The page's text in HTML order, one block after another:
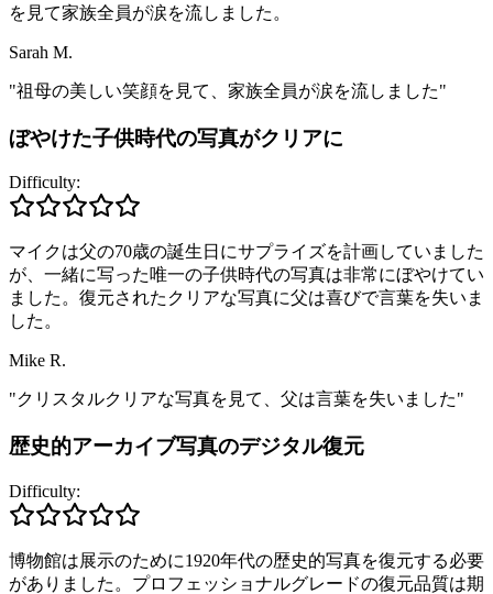
を見て家族全員が涙を流しました。
Sarah M.
"祖母の美しい笑顔を見て、家族全員が涙を流しました"
ぼやけた子供時代の写真がクリアに
Difficulty:
マイクは父の70歳の誕生日にサプライズを計画していました
が、一緒に写った唯一の子供時代の写真は非常にぼやけてい
ました。復元されたクリアな写真に父は喜びで言葉を失いま
した。
Mike R.
"クリスタルクリアな写真を見て、父は言葉を失いました"
歴史的アーカイブ写真のデジタル復元
Difficulty:
博物館は展示のために1920年代の歴史的写真を復元する必要
がありました。プロフェッショナルグレードの復元品質は期